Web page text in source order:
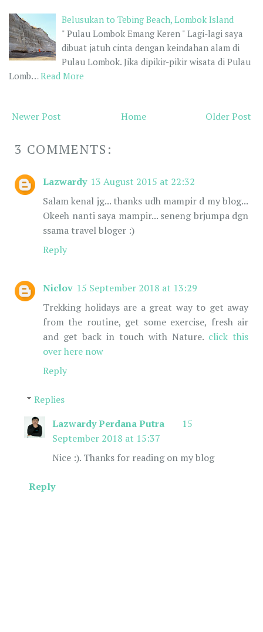
Belusukan to Tebing Beach, Lombok Island
" Pulau Lombok Emang Keren " Lagi-lagi saya
dibuat jatuh cinta dengan keindahan alam di
Pulau Lombok. Jika dipikir-pikir wisata di Pulau
Lomb… Read More
Newer Post Older Post
Home
3 COMMENTS:
Lazwardy 13 August 2015 at 22:32
Salam kenal jg... thanks udh mampir d my blog...
Okeeh nanti saya mampir... seneng brjumpa dgn
ssama travel bloger :)
Reply
Niclov 15 September 2018 at 13:29
Trekking holidays are a great way to get away
from the routine, get some exercise, fresh air
and get back in touch with Nature. click this
over here now
Reply
Replies
Lazwardy Perdana Putra
15
September 2018 at 15:37
Nice :). Thanks for reading on my blog
Reply